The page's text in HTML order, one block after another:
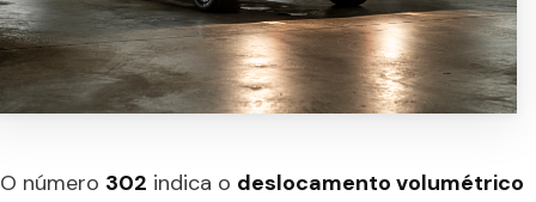
O número 302 indica o deslocamento volumétrico